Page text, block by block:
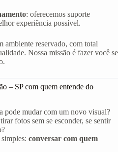
: oferecemos suporte
experiência possível.
ambiente reservado, com total
Nossa missão é fazer você se
– SP com quem entende do
pode mudar com um novo visual?
fotos sem se esconder, se sentir
conversar com quem